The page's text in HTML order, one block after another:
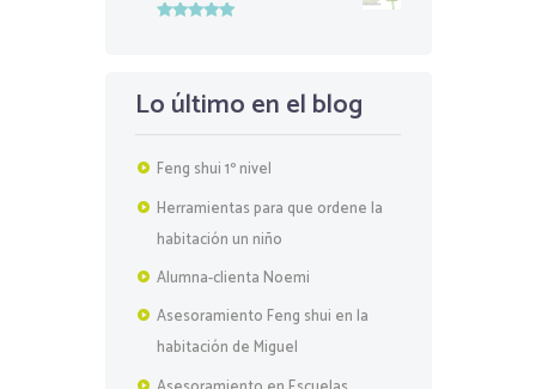
Lo último en el blog
Feng shui 1º nivel
Herramientas para que ordene la
habitación un niño
Alumna-clienta Noemi
Asesoramiento Feng shui en la
habitación de Miguel